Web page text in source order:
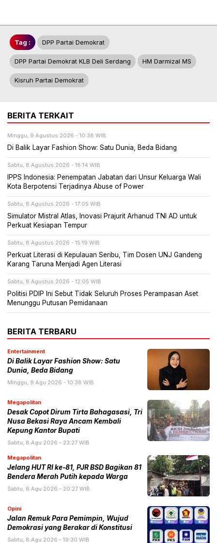
Tag : DPP Partai Demokrat
DPP Partai Demokrat KLB Deli Serdang HM Darmizal MS
Kisruh Partai Demokrat
BERITA TERKAIT
Minggu, 9 Agustus 2026 - 10:38 WIB
Di Balik Layar Fashion Show: Satu Dunia, Beda Bidang
Sabtu, 8 Agustus 2026 - 18:14 WIB
IPPS Indonesia: Penempatan Jabatan dari Unsur Keluarga Wali
Kota Berpotensi Terjadinya Abuse of Power
Sabtu, 8 Agustus 2026 - 17:05 WIB
Simulator Mistral Atlas, Inovasi Prajurit Arhanud TNI AD untuk
Perkuat Kesiapan Tempur
Sabtu, 8 Agustus 2026 - 15:19 WIB
Perkuat Literasi di Kepulauan Seribu, Tim Dosen UNJ Gandeng
Karang Taruna Menjadi Agen Literasi
Sabtu, 8 Agustus 2026 - 12:05 WIB
Politisi PDIP Ini Sebut Tidak Seluruh Proses Perampasan Aset
Menunggu Putusan Pemidanaan
BERITA TERBARU
Entertainment
Di Balik Layar Fashion Show: Satu
Dunia, Beda Bidang
Minggu, 9 Agu 2026 - 10:38 WIB
Megapolitan
Desak Copot Dirum Tirta Bahagasasi, Tri
Nusa Bekasi Raya Ancam Kembali
Kepung Kantor Bupati
Sabtu, 8 Agu 2026 - 23:27 WIB
Megapolitan
Jelang HUT RI ke-81, PJR BSD Bagikan 81
Bendera Merah Putih kepada Warga
Sabtu, 8 Agu 2026 - 20:27 WIB
Opini
Jalan Remuk Para Pemimpin, Wujud
Demokrasi yang Berakar di Konstitusi
Sabtu, 8 Agu 2026 - 19:30 WIB